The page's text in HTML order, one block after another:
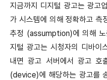
지금까지 디지털 광고는 광고
가 시스템에 의해 정확하고 측
추정 (assumption)에 의해
지털 광고는 시청자의 디바
내면 광고 서버에서 광고 호
(device)에 해당하는 광고를